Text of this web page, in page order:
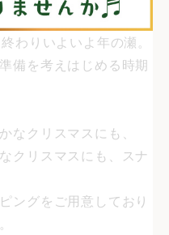
わりいよいよ年の瀬。
備を考えはじめる時期
なクリスマスにも、
クリスマスにも、スナ
ングをご用意しており